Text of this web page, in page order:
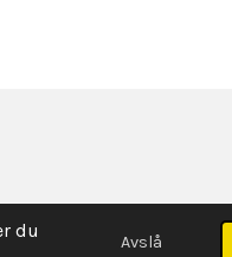
du
Avslå